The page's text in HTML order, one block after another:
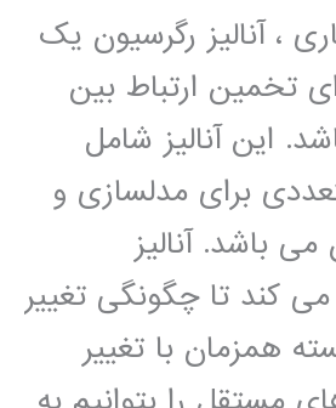
، آنالیز رگرسیون یک
تخمین ارتباط بین
این آنالیز شامل
برای مدلسازی و
باشد. آنالیز
کند تا چگونگی تغییر
همزمان با تغییر